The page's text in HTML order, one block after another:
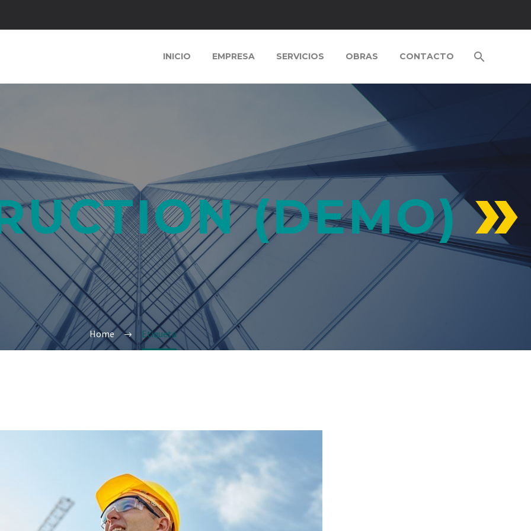
INICIO EMPRESA SERVICIOS OBRAS CONTACTO
(DEMO)
Home Etiqueta